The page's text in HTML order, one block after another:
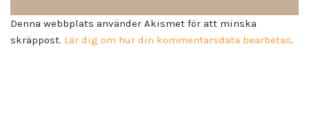
Denna webbplats använder Akismet för att minska
skräppost. Lär dig om hur din kommentarsdata bearbetas.